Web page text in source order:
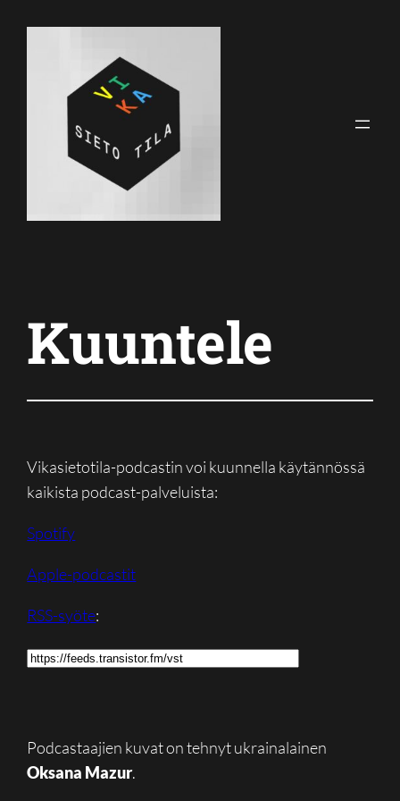
Kuuntele
Vikasietotila-podcastin voi kuunnella käytännössä
kaikista podcast-palveluista:
Spotify
Apple-podcastit
RSS-syöte:
Podcastaajien kuvat on tehnyt ukrainalainen
Oksana Mazur.